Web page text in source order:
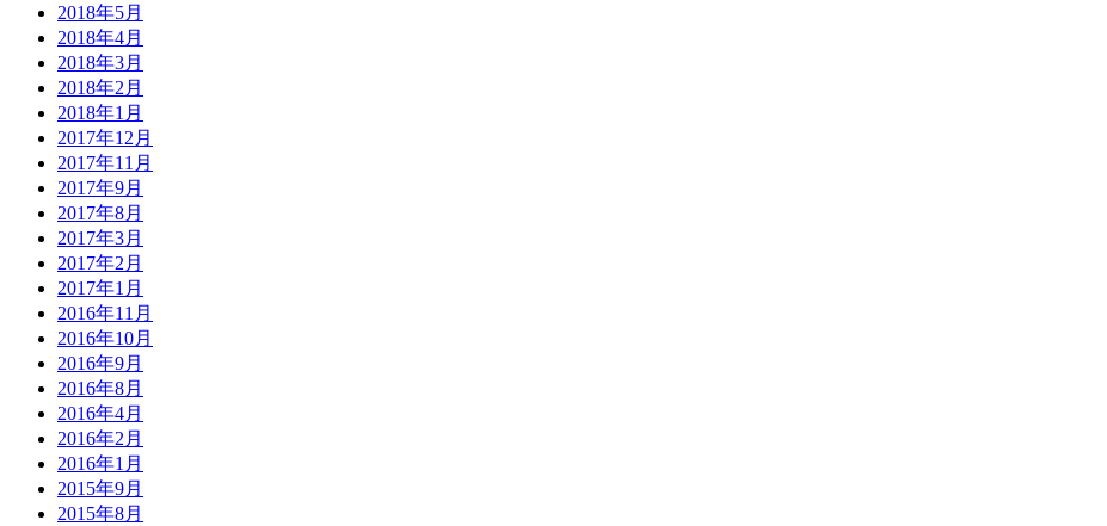
2018年5月
2018年4月
2018年3月
2018年2月
2018年1月
2017年12月
2017年11月
2017年9月
2017年8月
2017年3月
2017年2月
2017年1月
2016年11月
2016年10月
2016年9月
2016年8月
2016年4月
2016年2月
2016年1月
2015年9月
2015年8月